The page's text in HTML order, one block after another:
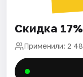
Скидка
Применили: 2